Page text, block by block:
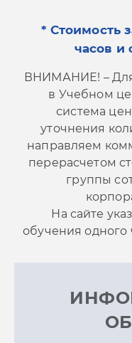
* Стоимость
часов и
ВНИМАНИЕ! –
в Учебном
система
уточнения
направляем
перерасчетом
группы
На сайте
обучения одного